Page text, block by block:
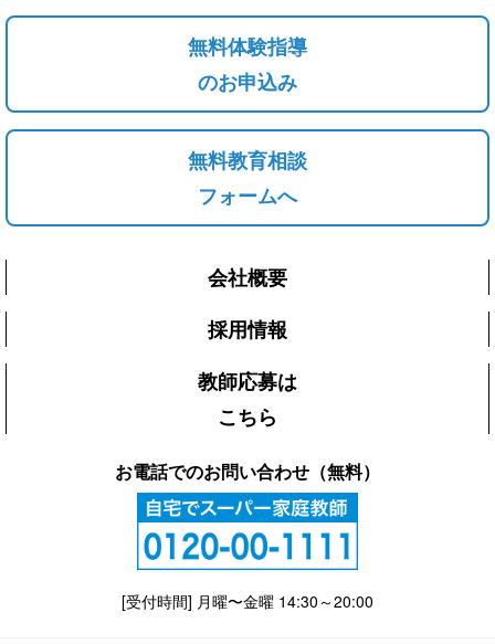
無料体験指導
のお申込み
無料教育相談
フォームへ
会社概要
採用情報
教師応募は
こちら
お電話でのお問い合わせ（無料）
[受付時間] 月曜〜金曜 14:30～20:00